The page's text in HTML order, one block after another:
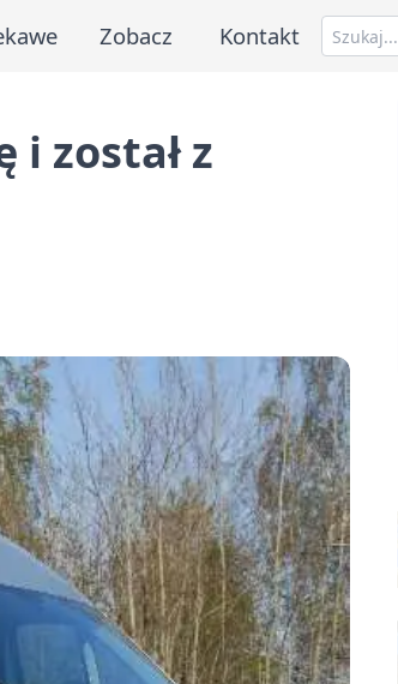
Zobacz Kontakt
i został z